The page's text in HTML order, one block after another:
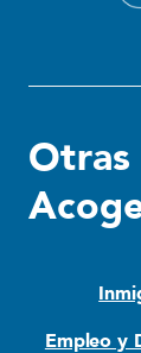
Otras
Empleo y